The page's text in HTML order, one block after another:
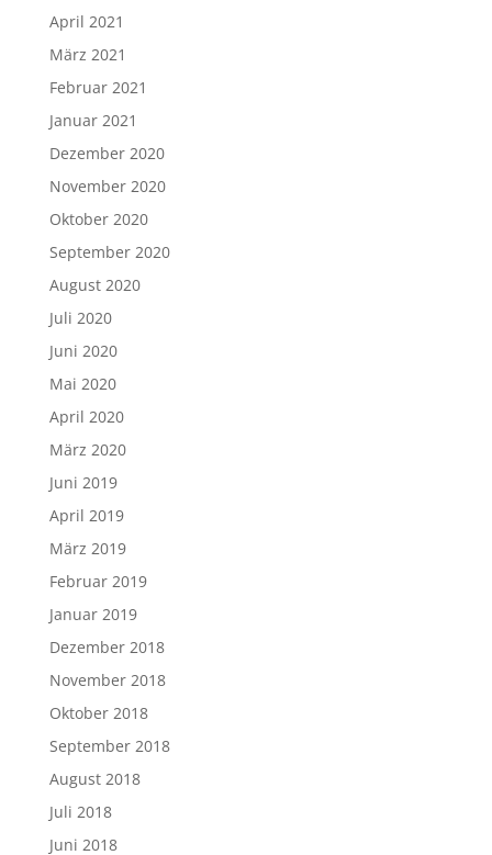
April 2021
März 2021
Februar 2021
Januar 2021
Dezember 2020
November 2020
Oktober 2020
September 2020
August 2020
Juli 2020
Juni 2020
Mai 2020
April 2020
März 2020
Juni 2019
April 2019
März 2019
Februar 2019
Januar 2019
Dezember 2018
November 2018
Oktober 2018
September 2018
August 2018
Juli 2018
Juni 2018